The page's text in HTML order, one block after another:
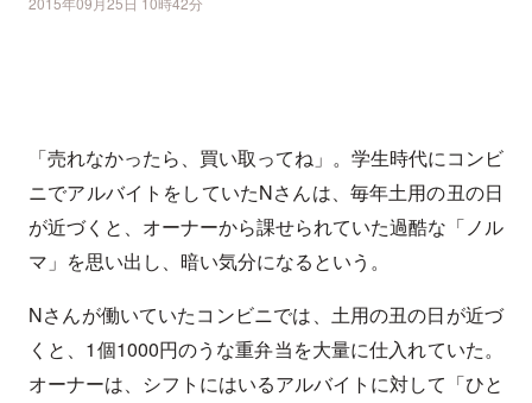
「売れなかったら、買い取ってね」。学生時代にコンビ
ニでアルバイトをしていたNさんは、毎年土用の丑の日
が近づくと、オーナーから課せられていた過酷な「ノル
マ」を思い出し、暗い気分になるという。
Nさんが働いていたコンビニでは、土用の丑の日が近づ
くと、1個1000円のうな重弁当を大量に仕入れていた。
オーナーは、シフトにはいるアルバイトに対して「ひと